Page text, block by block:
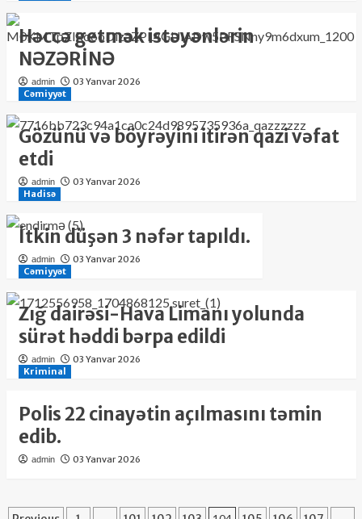
Həccə getmək istəyənlərin
NƏZƏRİNƏ
admin
03 Yanvar 2026
Cəmiyyət
Gözünü və böyrəyini itirən qazi vəfat
etdi
admin
03 Yanvar 2026
Hadisə
İtkin düşən 3 nəfər tapıldı.
admin
03 Yanvar 2026
Cəmiyyət
Zığ dairəsi-Hava Limanı yolunda
sürət həddi bərpa edildi
admin
03 Yanvar 2026
Kriminal
Polis 22 cinayətin açılmasını təmin
edib.
admin 03 Yanvar 2026